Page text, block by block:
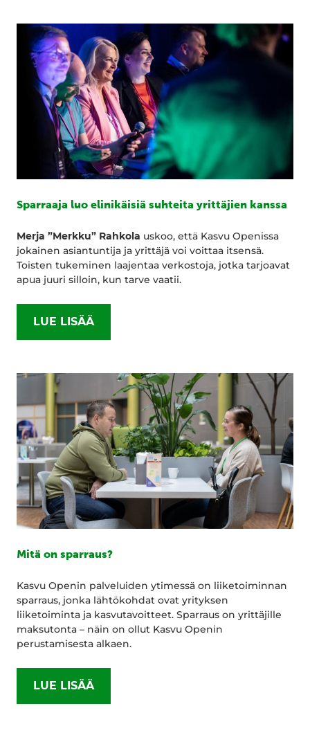
Sparraaja luo elinikäisiä suhteita yrittäjien kanssa
Merja ”Merkku” Rahkola uskoo, että Kasvu Openissa
jokainen asiantuntija ja yrittäjä voi voittaa itsensä.
Toisten tukeminen laajentaa verkostoja, jotka tarjoavat
apua juuri silloin, kun tarve vaatii.
LUE LISÄÄ
Mitä on sparraus?
Kasvu Openin palveluiden ytimessä on liiketoiminnan
sparraus, jonka lähtökohdat ovat yrityksen
liiketoiminta ja kasvutavoitteet. Sparraus on yrittäjille
maksutonta – näin on ollut Kasvu Openin
perustamisesta alkaen.
LUE LISÄÄ